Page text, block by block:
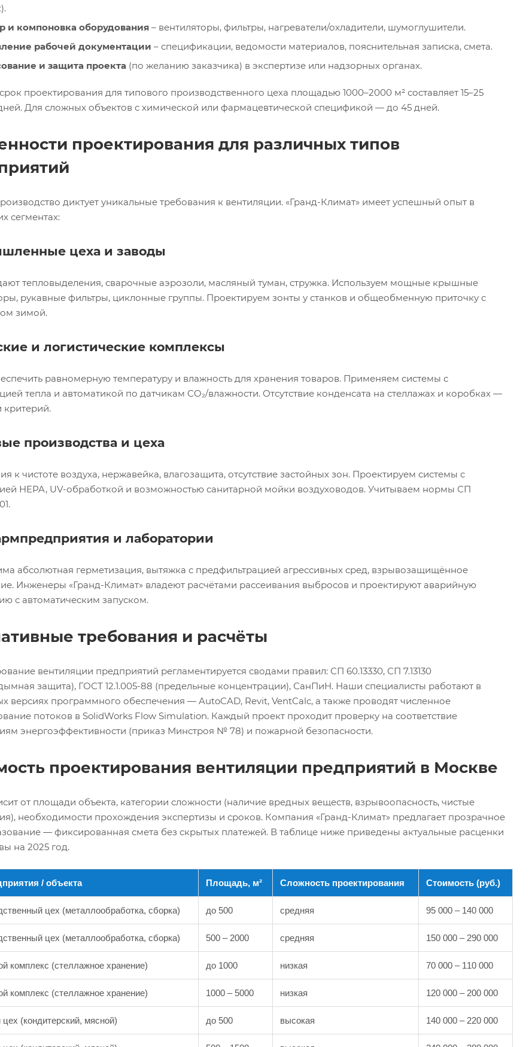
и компоновка оборудования – вентиляторы, фильтры, нагреватели/охладители, шумоглушители.
рабочей документации – спецификации, ведомости материалов, пояснительная записка, смета.
и защита проекта (по желанию заказчика) в экспертизе или надзорных органах.
проектирования для типового производственного цеха площадью 1000–2000 м² составляет 15–25
Для сложных объектов с химической или фармацевтической спецификой — до 45 дней.
проектирования для различных типов
диктует уникальные требования к вентиляции. «Гранд-Климат» имеет успешный опыт в
сегментах:
цеха и заводы
тепловыделения, сварочные аэрозоли, масляный туман, стружка. Используем мощные крышные
рукавные фильтры, циклонные группы. Проектируем зонты у станков и общеобменную приточку с
зимой.
и логистические комплексы
равномерную температуру и влажность для хранения товаров. Применяем системы с
тепла и автоматикой по датчикам CO₂/влажности. Отсутствие конденсата на стеллажах и коробках —
критерий.
производства и цеха
к чистоте воздуха, нержавейка, влагозащита, отсутствие застойных зон. Проектируем системы с
HEPA, UV-обработкой и возможностью санитарной мойки воздуховодов. Учитываем нормы СП
и лаборатории
абсолютная герметизация, вытяжка с предфильтрацией агрессивных сред, взрывозащищённое
Инженеры «Гранд-Климат» владеют расчётами рассеивания выбросов и проектируют аварийную
с автоматическим запуском.
требования и расчёты
вентиляции предприятий регламентируется сводами правил: СП 60.13330, СП 7.13130
защита), ГОСТ 12.1.005-88 (предельные концентрации), СанПиН. Наши специалисты работают в
версиях программного обеспечения — AutoCAD, Revit, VentCalc, а также проводят численное
потоков в SolidWorks Flow Simulation. Каждый проект проходит проверку на соответствие
энергоэффективности (приказ Минстроя № 78) и пожарной безопасности.
проектирования вентиляции предприятий в Москве
от площади объекта, категории сложности (наличие вредных веществ, взрывоопасность, чистые
необходимости прохождения экспертизы и сроков. Компания «Гранд-Климат» предлагает прозрачное
— фиксированная смета без скрытых платежей. В таблице ниже приведены актуальные расценки
на 2025 год.
/ объекта Площадь, м² Сложность проектирования Стоимость (руб.)
цех (металлообработка, сборка) до 500 средняя 95 000 – 140 000
цех (металлообработка, сборка) 500 – 2000 средняя 150 000 – 290 000
комплекс (стеллажное хранение) до 1000 низкая 70 000 – 110 000
комплекс (стеллажное хранение) 1000 – 5000 низкая 120 000 – 200 000
(кондитерский, мясной) до 500 высокая 140 000 – 220 000